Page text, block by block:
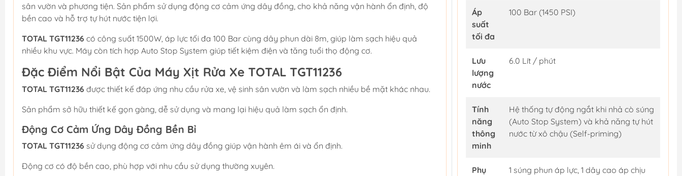
sân vườn và phương tiện. Sản phẩm sử dụng động cơ cảm ứng dây đồng, cho khả năng vận hành ổn định, độ
bền cao và hỗ trợ tự hút nước tiện lợi.
TOTAL TGT11236 có công suất 1500W, áp lực tối đa 100 Bar cùng dây phun dài 8m, giúp làm sạch hiệu quả
nhiều khu vực. Máy còn tích hợp Auto Stop System giúp tiết kiệm điện và tăng tuổi thọ động cơ.
Đặc Điểm Nổi Bật Của Máy Xịt Rửa Xe TOTAL TGT11236
TOTAL TGT11236 được thiết kế đáp ứng nhu cầu rửa xe, vệ sinh sân vườn và làm sạch nhiều bề mặt khác nhau.
Sản phẩm sở hữu thiết kế gọn gàng, dễ sử dụng và mang lại hiệu quả làm sạch ổn định.
Động Cơ Cảm Ứng Dây Đồng Bền Bỉ
TOTAL TGT11236 sử dụng động cơ cảm ứng dây đồng giúp vận hành êm ái và ổn định.
Động cơ có độ bền cao, phù hợp với nhu cầu sử dụng thường xuyên.
Áp
suất
tối đa
100 Bar (1450 PSI)
Lưu
lượng
nước
6.0 Lít / phút
Tính
năng
thông
minh
Hệ thống tự động ngắt khi nhả cò súng
(Auto Stop System) và khả năng tự hút
nước từ xô chậu (Self-priming)
Phụ
1 súng phun áp lực, 1 dây cao áp chịu